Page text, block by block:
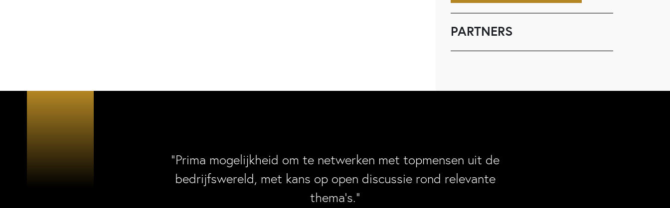
PARTNERS
“Prima mogelijkheid om te netwerken met topmensen uit de
bedrijfswereld, met kans op open discussie rond relevante
thema’s.”